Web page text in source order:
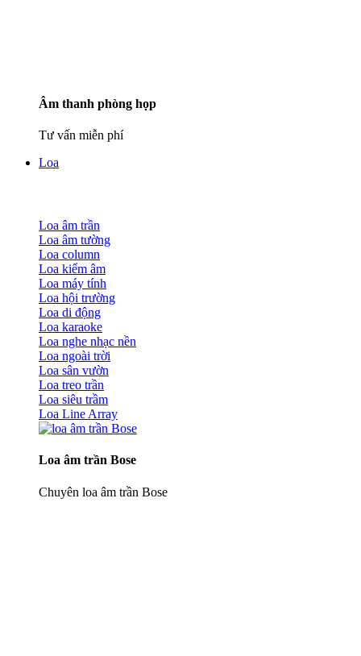
Âm thanh phòng họp
Tư vấn miễn phí
Loa
Loa âm trần
Loa âm tường
Loa column
Loa kiểm âm
Loa máy tính
Loa hội trường
Loa di động
Loa karaoke
Loa nghe nhạc nền
Loa ngoài trời
Loa sân vườn
Loa treo trần
Loa siêu trầm
Loa Line Array
Loa âm trần Bose
Chuyên loa âm trần Bose